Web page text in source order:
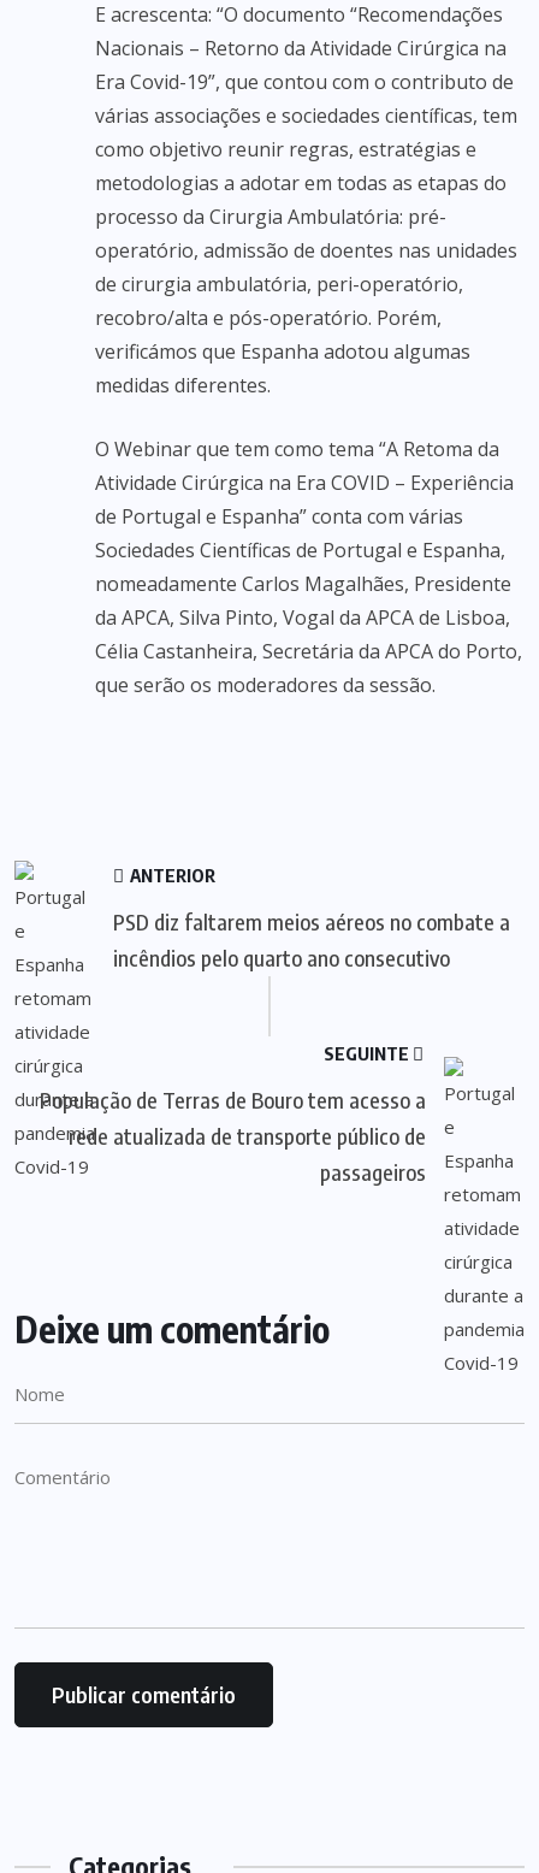
E acrescenta: “O documento “Recomendações
Nacionais – Retorno da Atividade Cirúrgica na
Era Covid-19”, que contou com o contributo de
várias associações e sociedades científicas, tem
como objetivo reunir regras, estratégias e
metodologias a adotar em todas as etapas do
processo da Cirurgia Ambulatória: pré-
operatório, admissão de doentes nas unidades
de cirurgia ambulatória, peri-operatório,
recobro/alta e pós-operatório. Porém,
verificámos que Espanha adotou algumas
medidas diferentes.
O Webinar que tem como tema “A Retoma da
Atividade Cirúrgica na Era COVID – Experiência
de Portugal e Espanha” conta com várias
Sociedades Científicas de Portugal e Espanha,
nomeadamente Carlos Magalhães, Presidente
da APCA, Silva Pinto, Vogal da APCA de Lisboa,
Célia Castanheira, Secretária da APCA do Porto,
que serão os moderadores da sessão.
ANTERIOR
PSD diz faltarem meios aéreos no combate a
incêndios pelo quarto ano consecutivo
SEGUINTE
População de Terras de Bouro tem acesso a
rede atualizada de transporte público de
passageiros
Deixe um comentário
Categorias